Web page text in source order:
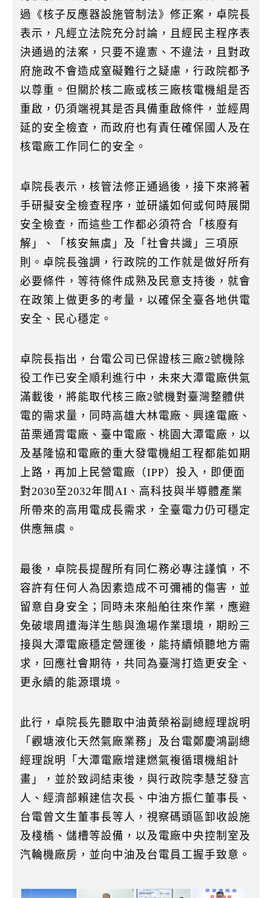
過《核子反應器設施管制法》修正案，卓院長
表示，凡經立法院充分討論，且經民主程序表
決通過的法案，只要不違憲、不違法，且對政
府施政不會造成窒礙難行之疑慮，行政院都予
以尊重。但關於核二廠或核三廠核電機組是否
重啟，仍須端視其是否具備重啟條件，並經周
延的安全檢查，而政府也有責任確保國人及在
核電廠工作同仁的安全。
卓院長表示，核管法修正通過後，接下來將著
手研擬安全檢查程序，並研議如何或何時展開
安全檢查，而這些工作都必須符合「核廢有
解」、「核安無虞」及「社會共識」三項原
則。卓院長強調，行政院的工作就是做好所有
必要條件，等待條件成熟及民意支持後，就會
在政策上做更多的考量，以確保全臺各地供電
安全、民心穩定。
卓院長指出，台電公司已保證核三廠2號機除
役工作已安全順利進行中，未來大潭電廠供氣
滿載後，將能取代核三廠2號機對臺灣整體供
電的需求量，同時高雄大林電廠、興達電廠、
苗栗通霄電廠、臺中電廠、桃園大潭電廠，以
及基隆協和電廠的重大發電機組工程都能如期
上路，再加上民營電廠（IPP）投入，即便面
對2030至2032年間AI、高科技與半導體產業
所帶來的高用電成長需求，全臺電力仍可穩定
供應無虞。
最後，卓院長提醒所有同仁務必專注謹慎，不
容許有任何人為因素造成不可彌補的傷害，並
留意自身安全；同時未來船舶往來作業，應避
免破壞周遭海洋生態與漁場作業環境，期盼三
接與大潭電廠穩定營運後，能持續傾聽地方需
求，回應社會期待，共同為臺灣打造更安全、
更永續的能源環境。
此行，卓院長先聽取中油黃榮裕副總經理說明
「觀塘液化天然氣廠業務」及台電鄭慶鴻副總
經理說明「大潭電廠增建燃氣複循環機組計
畫」，並於致詞結束後，與行政院李慧芝發言
人、經濟部賴建信次長、中油方振仁董事長、
台電曾文生董事長等人，視察碼頭區卸收設施
及棧橋、儲槽等設備，以及電廠中央控制室及
汽輪機廠房，並向中油及台電員工握手致意。